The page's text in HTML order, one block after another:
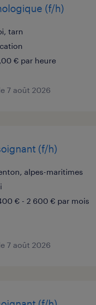
(f/h)
tarn
€ par heure
7 août 2026
(f/h)
alpes-maritimes
€ - 2 600 € par mois
7 août 2026